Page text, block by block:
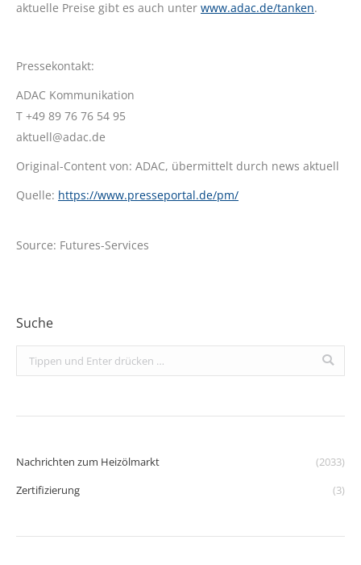
aktuelle Preise gibt es auch unter www.adac.de/tanken.
Pressekontakt:
ADAC Kommunikation
T +49 89 76 76 54 95
aktuell@adac.de
Original-Content von: ADAC, übermittelt durch news aktuell
Quelle: https://www.presseportal.de/pm/
Source: Futures-Services
Suche
Search:
Nachrichten zum Heizölmarkt
(2033)
Zertifizierung
(3)